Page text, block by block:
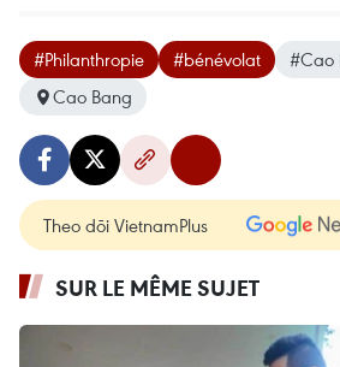
#Philanthropie #bénévolat
#Cao
Cao Bang
Theo dõi VietnamPlus
SUR LE MÊME SUJET